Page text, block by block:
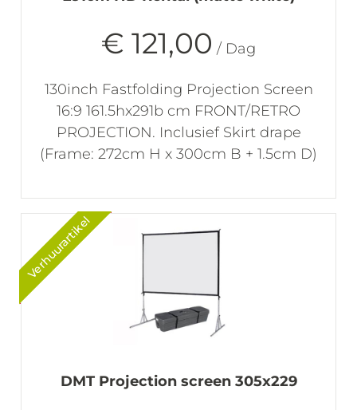
€ 121,00 / Dag
130inch Fastfolding Projection Screen
16:9 161.5hx291b cm FRONT/RETRO
PROJECTION. Inclusief Skirt drape
(Frame: 272cm H x 300cm B + 1.5cm D)
DMT Projection screen 305x229
Verhuurartikel